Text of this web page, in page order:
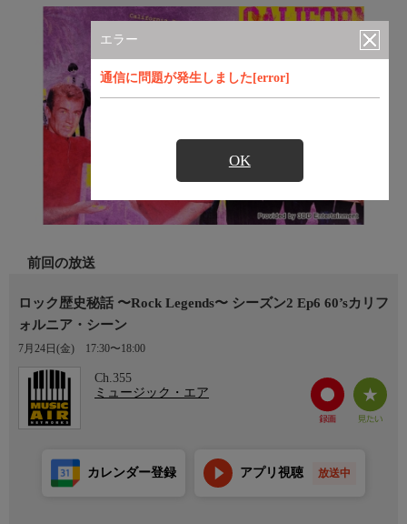
エラー
通信に問題が発生しました[error]
OK
前回の放送
ロック歴史秘話 〜Rock Legends〜 シーズン2 Ep6 60’sカリフ
ォルニア・シーン
7月24日(金) 17:30〜18:00
Ch.355
ミュージック・エア
カレンダー登録 アプリ視聴 放送中